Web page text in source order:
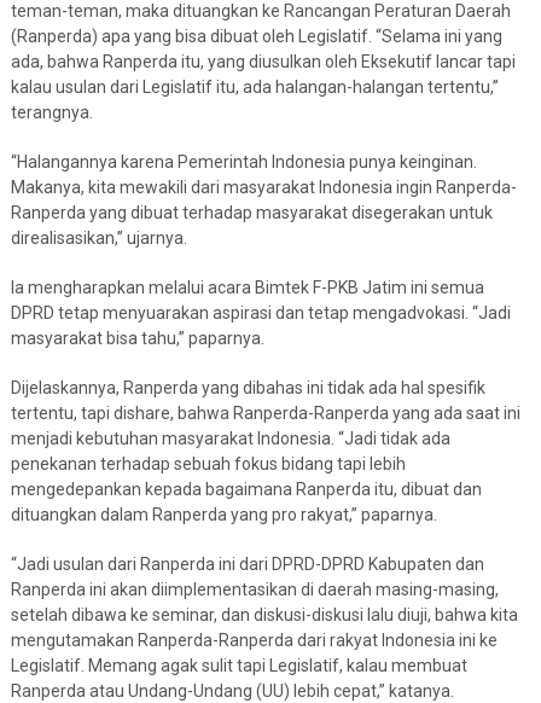
teman-teman, maka dituangkan ke Rancangan Peraturan Daerah
(Ranperda) apa yang bisa dibuat oleh Legislatif. “Selama ini yang
ada, bahwa Ranperda itu, yang diusulkan oleh Eksekutif lancar tapi
kalau usulan dari Legislatif itu, ada halangan-halangan tertentu,”
terangnya.
“Halangannya karena Pemerintah Indonesia punya keinginan.
Makanya, kita mewakili dari masyarakat Indonesia ingin Ranperda-
Ranperda yang dibuat terhadap masyarakat disegerakan untuk
direalisasikan,” ujarnya.
Ia mengharapkan melalui acara Bimtek F-PKB Jatim ini semua
DPRD tetap menyuarakan aspirasi dan tetap mengadvokasi. “Jadi
masyarakat bisa tahu,” paparnya.
Dijelaskannya, Ranperda yang dibahas ini tidak ada hal spesifik
tertentu, tapi dishare, bahwa Ranperda-Ranperda yang ada saat ini
menjadi kebutuhan masyarakat Indonesia. “Jadi tidak ada
penekanan terhadap sebuah fokus bidang tapi lebih
mengedepankan kepada bagaimana Ranperda itu, dibuat dan
dituangkan dalam Ranperda yang pro rakyat,” paparnya.
“Jadi usulan dari Ranperda ini dari DPRD-DPRD Kabupaten dan
Ranperda ini akan diimplementasikan di daerah masing-masing,
setelah dibawa ke seminar, dan diskusi-diskusi lalu diuji, bahwa kita
mengutamakan Ranperda-Ranperda dari rakyat Indonesia ini ke
Legislatif. Memang agak sulit tapi Legislatif, kalau membuat
Ranperda atau Undang-Undang (UU) lebih cepat,” katanya.